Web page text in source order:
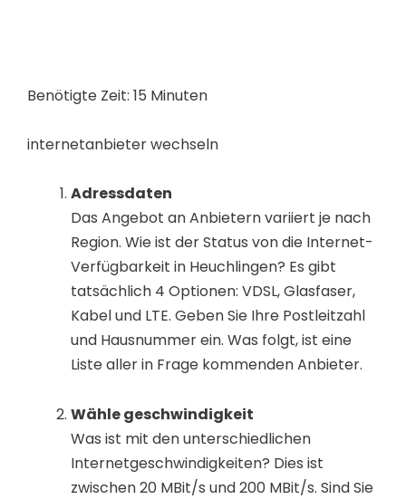
Benötigte Zeit: 15 Minuten
internetanbieter wechseln
Adressdaten
Das Angebot an Anbietern variiert je nach
Region. Wie ist der Status von die Internet-
Verfügbarkeit in Heuchlingen? Es gibt
tatsächlich 4 Optionen: VDSL, Glasfaser,
Kabel und LTE. Geben Sie Ihre Postleitzahl
und Hausnummer ein. Was folgt, ist eine
Liste aller in Frage kommenden Anbieter.
Wähle geschwindigkeit
Was ist mit den unterschiedlichen
Internetgeschwindigkeiten? Dies ist
zwischen 20 MBit/s und 200 MBit/s. Sind Sie